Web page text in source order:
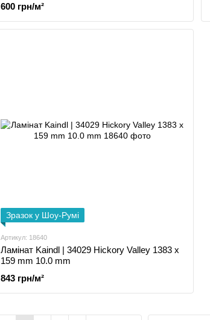
600 грн/м²
Зразок у Шоу-Румі
Артикул: 18640
Ламінат Kaindl | 34029 Hickory Valley 1383 x
159 mm 10.0 mm
843 грн/м²